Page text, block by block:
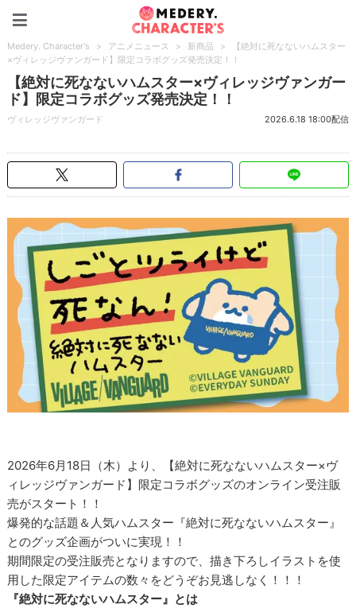
Medery. Character's > アニメニュース > 新商品 >
【絶対に死なないハムスター
×ヴィレッジヴァンガード】限定コラボグッズ発売決定！！
【絶対に死なないハムスター×ヴィレッジヴァンガー
ド】限定コラボグッズ発売決定！！
ヴィレッジヴァンガード 2026.6.18 18:00配信
2026年6月18日（木）より、【絶対に死なないハムスター×ヴ
ィレッジヴァンガード】限定コラボグッズのオンライン受注販
売がスタート！！
爆発的な話題＆人気ハムスター『絶対に死なないハムスター』
とのグッズ企画がついに実現！！
期間限定の受注販売となりますので、描き下ろしイラストを使
用した限定アイテムの数々をどうぞお見逃しなく！！！
『絶対に死なないハムスター』とは